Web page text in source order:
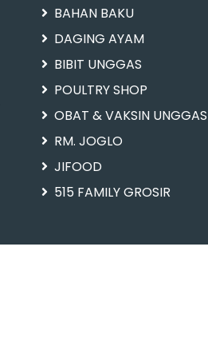
BAHAN BAKU
DAGING AYAM
BIBIT UNGGAS
POULTRY SHOP
OBAT & VAKSIN UNGGAS
RM. JOGLO
JIFOOD
515 FAMILY GROSIR